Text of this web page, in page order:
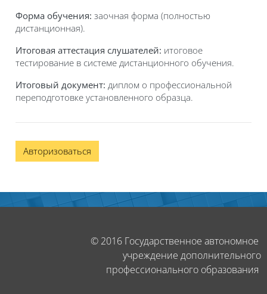
Форма обучения: заочная форма (полностью
дистанционная).
Итоговая аттестация слушателей: итоговое
тестирование в системе дистанционного обучения.
Итоговый документ: диплом о профессиональной
переподготовке установленного образца.
Авторизоваться
Блоки
© 2016 Государственное автономное
учреждение дополнительного
профессионального образования